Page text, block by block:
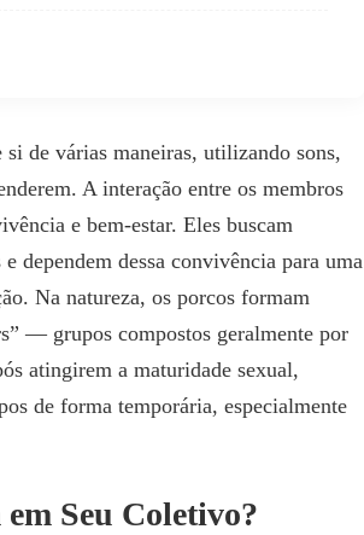
de várias maneiras, utilizando sons,
A interação entre os membros
e bem-estar. Eles buscam
dependem dessa convivência para uma
Na natureza, os porcos formam
— grupos compostos geralmente por
atingirem a maturidade sexual,
de forma temporária, especialmente
Seu Coletivo?